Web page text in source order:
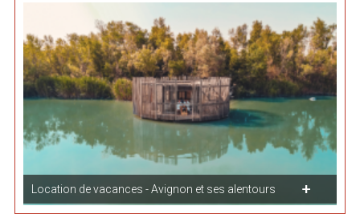
Location de vacances - Avignon et ses alentours